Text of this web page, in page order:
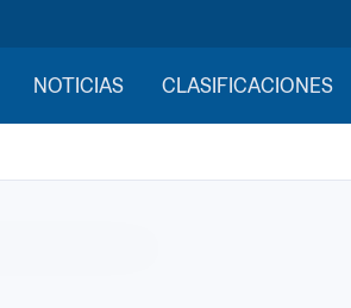
NOTICIAS CLASIFICACIONES